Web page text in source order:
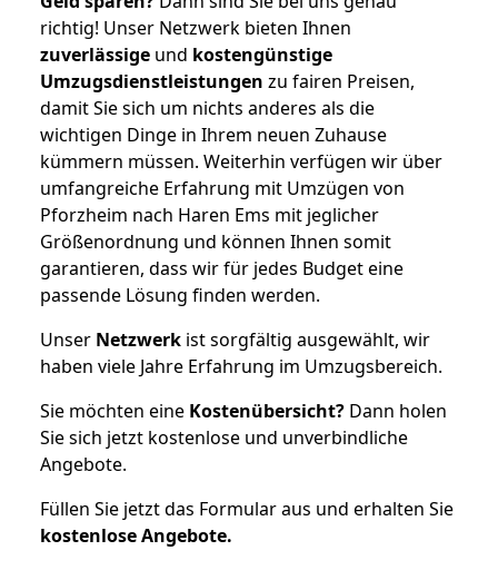
richtig! Unser Netzwerk bieten Ihnen
zuverlässige und kostengünstige
Umzugsdienstleistungen zu fairen Preisen,
damit Sie sich um nichts anderes als die
wichtigen Dinge in Ihrem neuen Zuhause
kümmern müssen. Weiterhin verfügen wir über
umfangreiche Erfahrung mit Umzügen von
Pforzheim nach Haren Ems mit jeglicher
Größenordnung und können Ihnen somit
garantieren, dass wir für jedes Budget eine
passende Lösung finden werden.
Unser Netzwerk ist sorgfältig ausgewählt, wir
haben viele Jahre Erfahrung im Umzugsbereich.
Sie möchten eine Kostenübersicht? Dann holen
Sie sich jetzt kostenlose und unverbindliche
Angebote.
Füllen Sie jetzt das Formular aus und erhalten Sie
kostenloseAngebote.